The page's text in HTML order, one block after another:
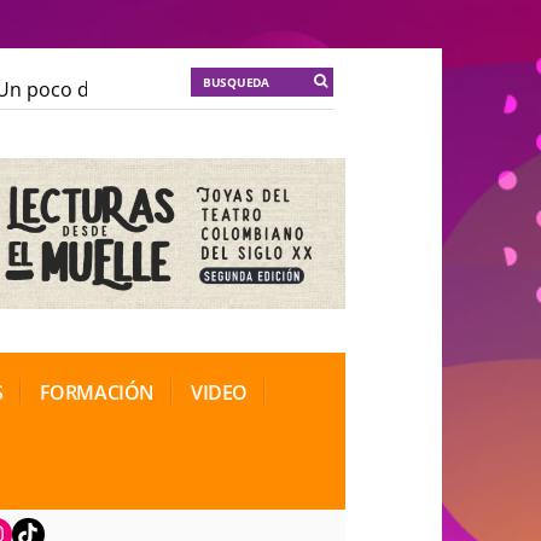
poco de locura para la cordura
Soma
Soma
de Teatro Rosa
FORMACIÓN VIDEO
TikTok